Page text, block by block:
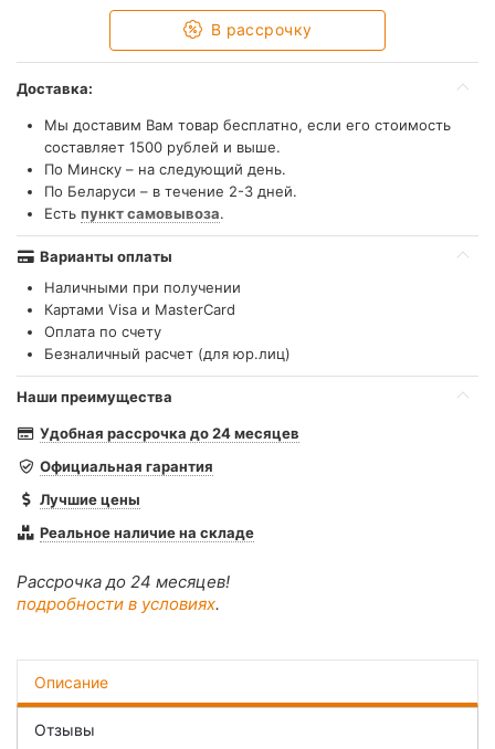
В рассрочку
Доставка:
Мы доставим Вам товар бесплатно, если его стоимость
составляет 1500 рублей и выше.
По Минску – на следующий день.
По Беларуси – в течение 2-3 дней.
Есть пункт самовывоза.
Варианты оплаты
Наличными при получении
Картами Visa и MasterCard
Оплата по счету
Безналичный расчет (для юр.лиц)
Наши преимущества
Удобная рассрочка до 24 месяцев
Официальная гарантия
Лучшие цены
Реальное наличие на складе
Рассрочка до 24 месяцев!
подробности в условиях.
Описание
Отзывы